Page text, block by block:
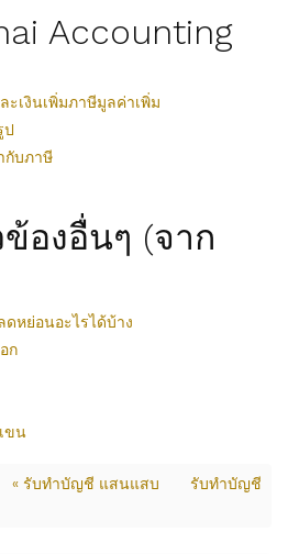
Accounting
เงินเพิ่มภาษีมูลค่าเพิ่ม
ป
กับภาษี
องอื่นๆ (จาก
หย่อนอะไรได้บ้าง
ก
ขน
« รับทำบัญชี แสนแสบ
รับทำบัญชี